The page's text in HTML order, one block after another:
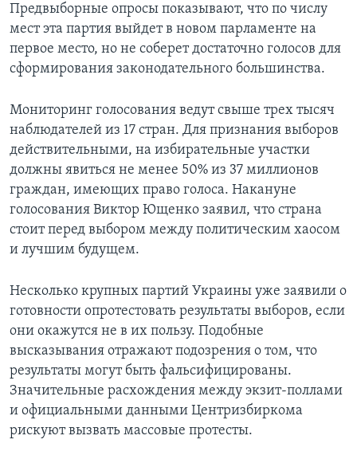
Языки
Предвыборные опросы показывают, что по числу
мест эта партия выйдет в новом парламенте на
первое место, но не соберет достаточно голосов для
сформирования законодательного большинства.
Мониторинг голосования ведут свыше трех тысяч
наблюдателей из 17 стран. Для признания выборов
действительными, на избирательные участки
должны явиться не менее 50% из 37 миллионов
граждан, имеющих право голоса. Накануне
голосования Виктор Ющенко заявил, что страна
стоит перед выбором между политическим хаосом
и лучшим будущем.
Несколько крупных партий Украины уже заявили о
готовности опротестовать результаты выборов, если
они окажутся не в их пользу. Подобные
высказывания отражают подозрения о том, что
результаты могут быть фальсифицированы.
Значительные расхождения между экзит-поллами
и официальными данными Центризбиркома
рискуют вызвать массовые протесты.